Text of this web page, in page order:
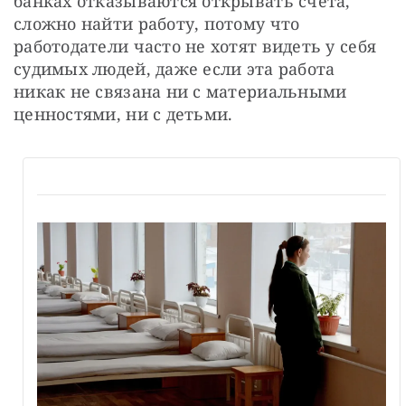
сложно найти работу, потому что
работодатели часто не хотят видеть у себя
судимых людей, даже если эта работа
никак не связана ни с материальными
ценностями, ни с детьми.